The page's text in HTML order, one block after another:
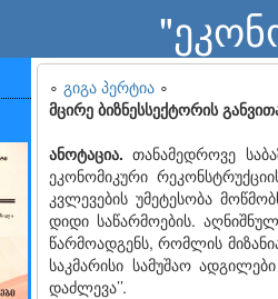
∘ გიგა პერტია ∘
მცირე ბიზნესსექტორის
ანოტაცია. თანამედროვე
ეკონომიკური
კვლევების უმეტესობა
დიდი საწარმოების.
წარმოადგენს, რომლის
საკმარისი სამუშაო
დაძლევა’’.